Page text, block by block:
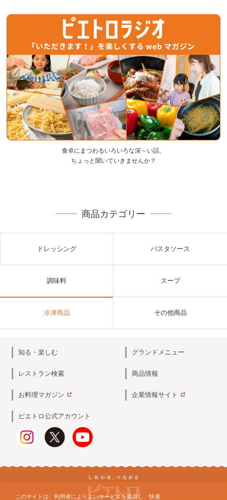
食卓にまつわるいろいろな深～い話、
ちょっと聞いていきませんか？
商品カテゴリー
ドレッシング パスタソース
調味料 スープ
冷凍商品 その他商品
知る・楽しむ グランドメニュー
レストラン検索 商品情報
お料理マガジン 企業情報サイト
ピエトロ公式アカウント
このサイトは、利用者によりよいサービスを提供し、快適